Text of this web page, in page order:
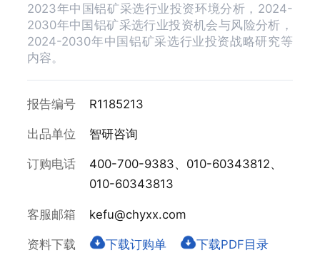
2023年中国铝矿采选行业投资环境分析，2024-
2030年中国铝矿采选行业投资机会与风险分析，
2024-2030年中国铝矿采选行业投资战略研究等
内容。
报告编号 R1185213
出品单位 智研咨询
订购电话
400-700-9383、010-60343812、
010-60343813
客服邮箱 kefu@chyxx.com
资料下载 下载订购单 下载PDF目录